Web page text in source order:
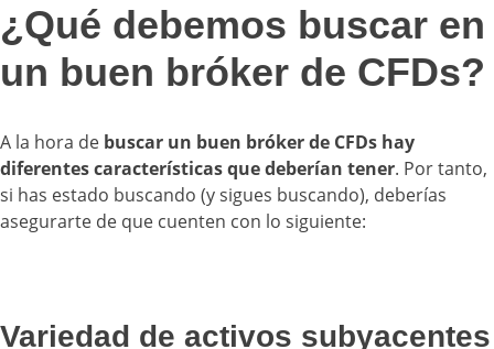
¿Qué debemos buscar en
un buen bróker de CFDs?
A la hora de buscar un buen bróker de CFDs hay
diferentes características que deberían tener. Por tanto,
si has estado buscando (y sigues buscando), deberías
asegurarte de que cuenten con lo siguiente:
Variedad de activos subyacentes